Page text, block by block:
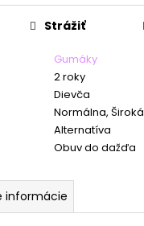
Gumáky
2 roky
Dievča
Normálna, Široká
Alternatíva
Obuv do dažďa
Strážiť
informácie